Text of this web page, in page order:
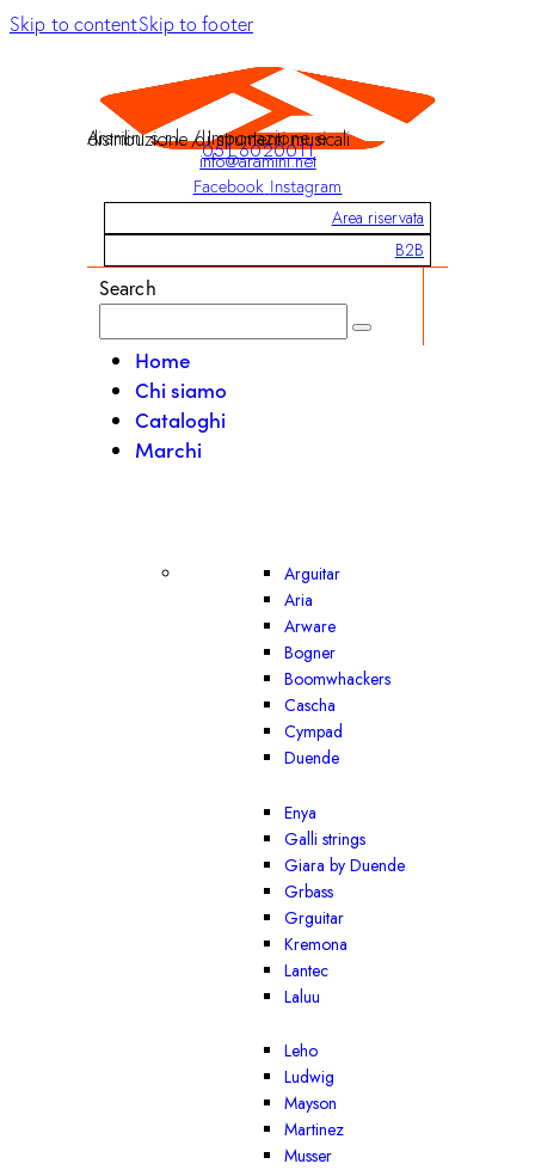
Skip to contentSkip to footer
Aramini s.r.l. / Importazione e distribuzione di strumenti musicali
051 6020011
info@aramini.net
Facebook Instagram
Area riservata
B2B
Search
Home
Chi siamo
Cataloghi
Marchi
Arguitar
Aria
Arware
Bogner
Boomwhackers
Cascha
Cympad
Duende
Enya
Galli strings
Giara by Duende
Grbass
Grguitar
Kremona
Lantec
Laluu
Leho
Ludwig
Mayson
Martinez
Musser